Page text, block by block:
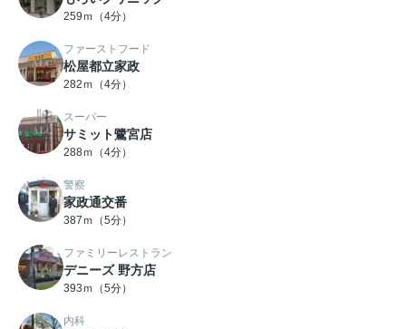
259ｍ（4分）
ファーストフード
松屋都立家政
282ｍ（4分）
スーパー
サミット鷺宮店
288ｍ（4分）
警察
家政通交番
387ｍ（5分）
ファミリーレストラン
デニーズ 野方店
393ｍ（5分）
内科